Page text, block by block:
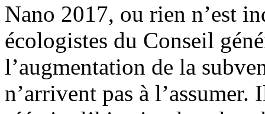
Nano 2017, ou rien n’est
écologistes du Conseil
l’augmentation de la
n’arrivent pas à l’assumer.